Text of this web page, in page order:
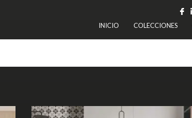
INICIO
COLECCIONES